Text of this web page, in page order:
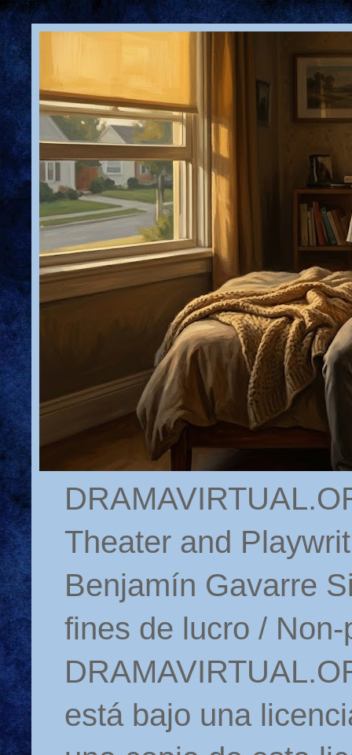
Theater and
Benjamín Gavarre
fines de lucro /
está bajo una